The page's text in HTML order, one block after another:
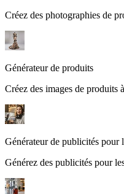
Créez des photographies de
Générateur de produits
Créez des images de produits
Générateur de publicités pour
Générez des publicités pour